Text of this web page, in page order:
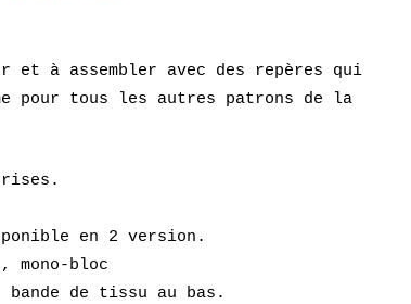
et à assembler avec des repères qui
pour tous les autres patrons de la
.
en 2 version.
, mono-bloc
bande de tissu au bas.